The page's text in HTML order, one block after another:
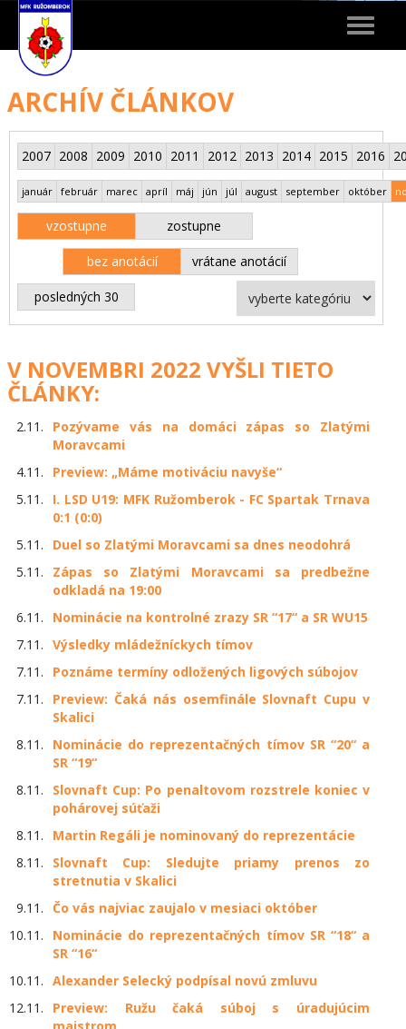
Toggle
ARCHÍV ČLÁNKOV
2007 2008 2009 2010 2011 2012 2013 2014 2015 2016
január február marec apríl máj jún júl august september október
vzostupne zostupne
bez anotácií vrátane anotácií
posledných 30
V NOVEMBRI 2022 VYŠLI TIETO
ČLÁNKY:
2.11.
Pozývame vás na domáci zápas so Zlatými
Moravcami
4.11.
Preview: „Máme motiváciu navyše“
5.11.
I. LSD U19: MFK Ružomberok - FC Spartak Trnava
0:1 (0:0)
5.11.
Duel so Zlatými Moravcami sa dnes neodohrá
5.11.
Zápas so Zlatými Moravcami sa predbežne
odkladá na 19:00
6.11.
Nominácie na kontrolné zrazy SR “17“ a SR WU15
7.11. Výsledky mládežníckych tímov
7.11.
Poznáme termíny odložených ligových súbojov
7.11.
Preview: Čaká nás osemfinále Slovnaft Cupu v
Skalici
8.11.
Nominácie do reprezentačných tímov SR “20“ a
SR “19“
8.11.
Slovnaft Cup: Po penaltovom rozstrele koniec v
pohárovej súťaži
8.11.
Martin Regáli je nominovaný do reprezentácie
8.11.
Slovnaft Cup: Sledujte priamy prenos zo
stretnutia v Skalici
9.11. Čo vás najviac zaujalo v mesiaci október
10.11.
Nominácie do reprezentačných tímov SR “18“ a
SR “16“
10.11. Alexander Selecký podpísal novú zmluvu
12.11.
Preview: Ružu čaká súboj s úradujúcim